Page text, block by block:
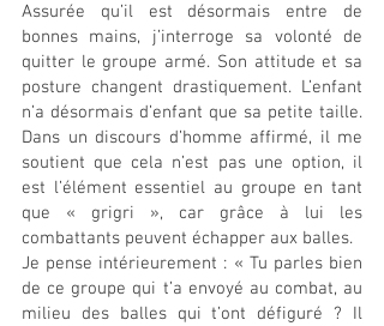
Assurée qu’il est désormais entre de
bonnes mains, j’interroge sa volonté de
quitter le groupe armé. Son attitude et sa
posture changent drastiquement. L’enfant
n’a désormais d’enfant que sa petite taille.
Dans un discours d’homme affirmé, il me
soutient que cela n’est pas une option, il
est l’élément essentiel au groupe en tant
que « grigri », car grâce à lui les
combattants peuvent échapper aux balles.
Je pense intérieurement : « Tu parles bien
de ce groupe qui t’a envoyé au combat, au
milieu des balles qui t’ont défiguré ? Il